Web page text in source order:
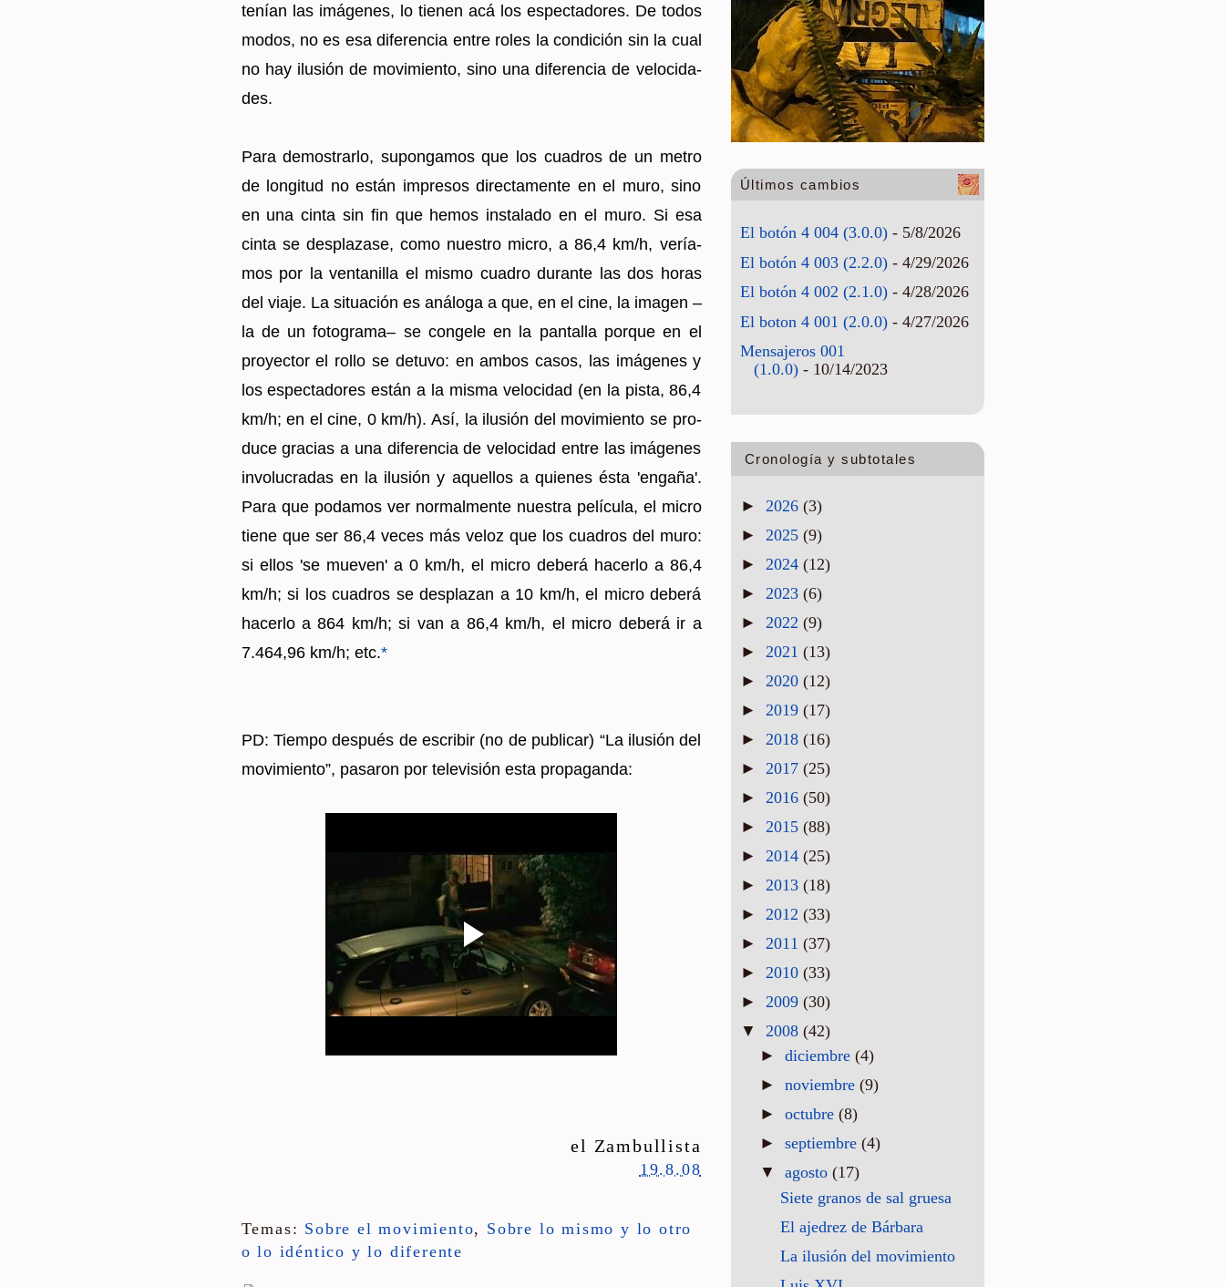
te­nían las imá­ge­nes, lo tie­nen acá los es­pec­ta­do­res. De todos
modos, no es esa di­fe­ren­cia entre roles la con­di­ción sin la cual
no hay ilu­sión de mo­vi­mien­to, sino una di­fe­ren­cia de ve­lo­ci­da­
des.
Para de­mos­trar­lo, su­pon­ga­mos que los cua­dros de un metro
de lon­gi­tud no están im­pre­sos di­rec­ta­men­te en el muro, sino
en una cinta sin fin que hemos ins­ta­la­do en el muro. Si esa
cinta se des­pla­za­se, como nues­tro micro, a 86,4 km/h, ve­ría­
mos por la ven­ta­ni­lla el mismo cua­dro du­ran­te las dos horas
del viaje. La si­tua­ción es análo­ga a que, en el cine, la ima­gen –
la de un fo­to­gra­ma– se con­ge­le en la pan­ta­lla por­que en el
pro­yec­tor el rollo se de­tu­vo: en ambos casos, las imá­ge­nes y
los es­pec­ta­do­res están a la misma ve­lo­ci­dad (en la pista, 86,4
km/h; en el cine, 0 km/h). Así, la ilu­sión del mo­vi­mien­to se pro­
du­ce gra­cias a una di­fe­ren­cia de ve­lo­ci­dad entre las imá­ge­nes
in­vo­lu­cra­das en la ilu­sión y aque­llos a quie­nes ésta 'en­ga­ña'.
Para que po­da­mos ver nor­mal­men­te nues­tra pe­lí­cu­la, el micro
tiene que ser 86,4 veces más veloz que los cua­dros del muro:
si ellos 'se mue­ven' a 0 km/h, el micro de­be­rá ha­cer­lo a 86,4
km/h; si los cua­dros se des­pla­zan a 10 km/h, el micro de­be­rá
ha­cer­lo a 864 km/h; si van a 86,4 km/h, el micro de­be­rá ir a
7.464,96 km/h; etc.*
PD: Tiem­po des­pués de es­cri­bir (no de pu­bli­car) “La ilu­sión del
mo­vi­mien­to”, pa­sa­ron por te­le­vi­sión esta pro­pa­gan­da:
el Zambullista
19.8.08
Temas: Sobre el movimiento, Sobre lo mismo y lo otro
o lo idéntico y lo diferente
Últimos cambios
El botón 4 004 (3.0.0)- 5/8/2026
El botón 4 003 (2.2.0)- 4/29/2026
El botón 4 002 (2.1.0)- 4/28/2026
El boton 4 001 (2.0.0)- 4/27/2026
Mensajeros 001
(1.0.0)- 10/14/2023
Cronología y subtotales
► 2026 (3)
► 2025 (9)
► 2024 (12)
► 2023 (6)
► 2022 (9)
► 2021 (13)
► 2020 (12)
► 2019 (17)
► 2018 (16)
► 2017 (25)
► 2016 (50)
► 2015 (88)
► 2014 (25)
► 2013 (18)
► 2012 (33)
► 2011 (37)
► 2010 (33)
► 2009 (30)
▼ 2008 (42)
►diciembre(4)
►noviembre(9)
►octubre(8)
►septiembre(4)
▼agosto(17)
Siete granos de sal gruesa
El ajedrez de Bárbara
La ilusión del movimiento